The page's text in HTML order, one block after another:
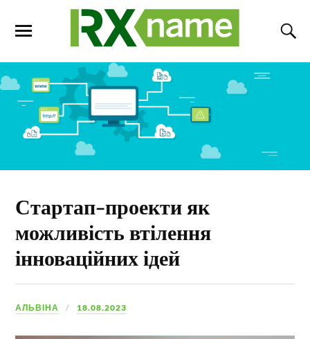
Стартап-проекти як
можливість втілення
інноваційних ідей
АЛЬВІНА 18.08.2023